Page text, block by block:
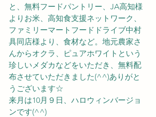
と、無料フードパントリー、JA高知様
よりお米、高知食支援ネットワーク、
ファミリーマートフードドライブ中村
具同店様より、食材など。地元農家さ
んからオクラ、ピュアホワイトという
珍しいメダカなどをいただき、無料配
布させていただきました(^^)ありがと
うございます☆
来月は10月９日、ハロウィンバージョ
ンです(^^)